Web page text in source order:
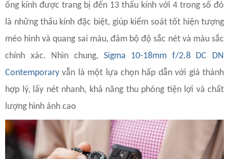
ống kính được trang bị đến 13 thấu kính với 4 trong số đó
là những thấu kính đặc biệt, giúp kiểm soát tốt hiện tượng
méo hình và quang sai màu, đảm bộ độ sắc nét và màu sắc
chính xác. Nhìn chung, Sigma 10-18mm f/2.8 DC DN
Contemporary vẫn là một lựa chọn hấp dẫn với giá thành
hợp lý, lấy nét nhanh, khả năng thu phóng tiện lợi và chất
lượng hình ảnh cao